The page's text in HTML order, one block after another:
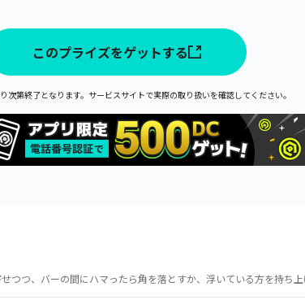
このプライズをゲットする
次第終了となります。サービスサイトで実際の取り扱いを確認してください。
つつ、バーの間にハマったら角を落とすか、浮いている方を持ち上